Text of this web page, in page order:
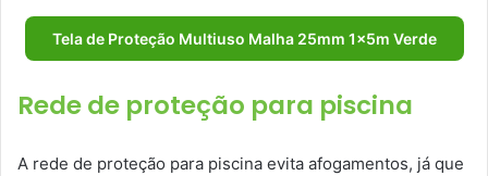
Tela de Proteção Multiuso Malha 25mm 1x5m Verde
Rede de proteção para piscina
A rede de proteção para piscina evita afogamentos, já que